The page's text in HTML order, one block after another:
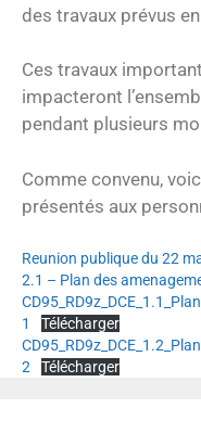
des travaux prévus
Ces travaux
impacteront
pendant plusieurs
Comme convenu,
présentés aux
Reunion publique du 22
2.1 – Plan des
1
Télécharger
2
Télécharger